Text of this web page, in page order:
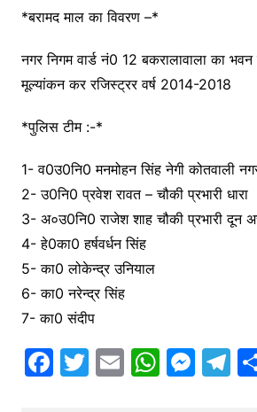
*बरामद माल का विवरण –*
नगर निगम वार्ड नं0 12 बकरालावाला का
मूल्यांकन कर रजिस्ट्रर वर्ष 2014-2018
*पुलिस टीम :-*
1- व0उ0नि0 मनमोहन सिंह नेगी कोतवाली
2- उ0नि0 प्रवेश रावत – चौकी प्रभारी धारा
3- अ०उ0नि0 राजेश शाह चौकी प्रभारी दून
4- हे0का0 हर्षवर्धन सिंह
5- का0 लोकेन्द्र उनियाल
6- का0 नरेन्द्र सिंह
7- का0 संदीप
F T E W M T